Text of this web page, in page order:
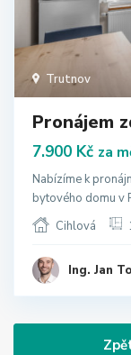
Trutnov
Pronájem
7.900 Kč za
Nabízíme k
bytového domu v
Cihlová
Ing. Jan